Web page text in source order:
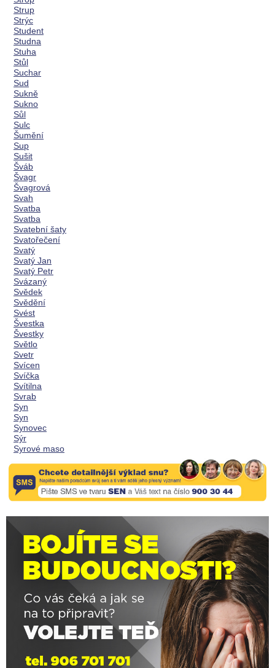
Strup
Strýc
Student
Studna
Stuha
Stůl
Suchar
Sud
Sukně
Sukno
Sůl
Sulc
Šumění
Sup
Sušit
Šváb
Švagr
Švagrová
Svah
Svatba
Svatba
Svatební šaty
Svatořečení
Svatý
Svatý Jan
Svatý Petr
Svázaný
Svědek
Svědění
Svést
Švestka
Švestky
Světlo
Svetr
Svícen
Svíčka
Svítilna
Svrab
Syn
Syn
Synovec
Sýr
Syrové maso